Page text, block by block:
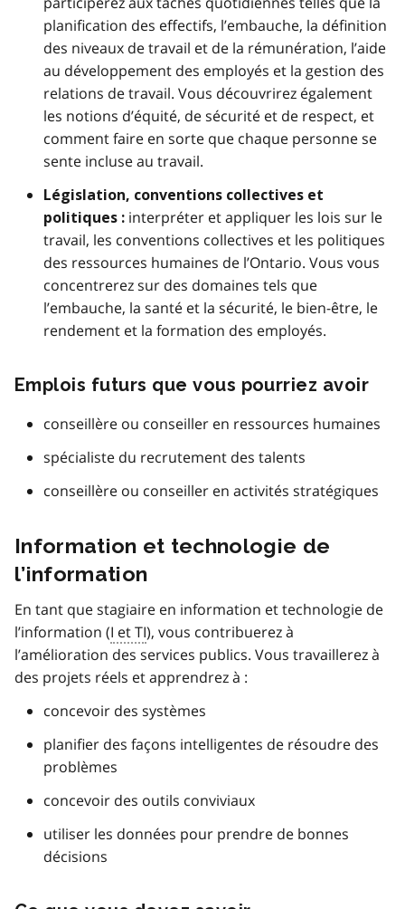
planification des effectifs, l’embauche, la définition
des niveaux de travail et de la rémunération, l’aide
au développement des employés et la gestion des
relations de travail. Vous découvrirez également
les notions d’équité, de sécurité et de respect, et
comment faire en sorte que chaque personne se
sente incluse au travail.
Législation, conventions collectives et
politiques : interpréter et appliquer les lois sur le
travail, les conventions collectives et les politiques
des ressources humaines de l’Ontario. Vous vous
concentrerez sur des domaines tels que
l’embauche, la santé et la sécurité, le bien-être, le
rendement et la formation des employés.
Emplois futurs que vous pourriez avoir
conseillère ou conseiller en ressources humaines
spécialiste du recrutement des talents
conseillère ou conseiller en activités stratégiques
Information et technologie de
l’information
En tant que stagiaire en information et technologie de
l’information (I et TI), vous contribuerez à
l’amélioration des services publics. Vous travaillerez à
des projets réels et apprendrez à :
concevoir des systèmes
planifier des façons intelligentes de résoudre des
problèmes
concevoir des outils conviviaux
utiliser les données pour prendre de bonnes
décisions